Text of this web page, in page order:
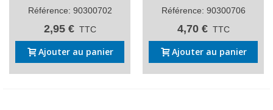
Référence: 90300702
2,95 € TTC
Ajouter au panier
Référence: 90300706
4,70 € TTC
Ajouter au panier